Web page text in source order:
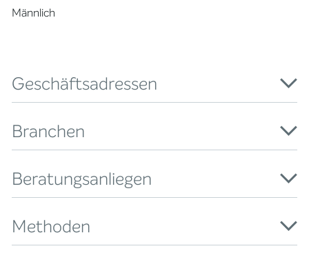
Männlich
Geschäftsadressen
Branchen
Beratungsanliegen
Methoden